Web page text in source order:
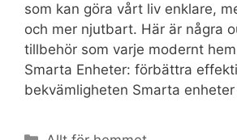
som kan göra vårt liv enklare,
och mer njutbart. Här är några
tillbehör som varje modernt
Smarta Enheter: förbättra
bekvämligheten Smarta